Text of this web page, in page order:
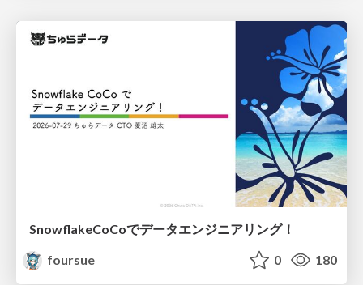
SnowflakeCoCoでデータエンジニアリング！
foursue
0 180